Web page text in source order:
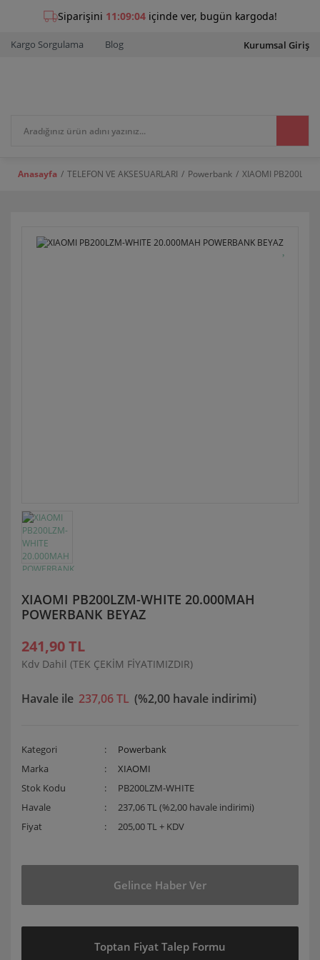
Kargo Sorgulama Blog Kurumsal Giriş
Anasayfa TELEFON VE AKSESUARLARI Powerbank XIAOMI
XIAOMI PB200LZM-WHITE 20.000MAH
POWERBANK BEYAZ
241,90 TL
Kdv Dahil (TEK ÇEKİM FİYATIMIZDIR)
Havale ile 237,06 TL (%2,00 havale indirimi)
Kategori
Powerbank
Marka
XIAOMI
Stok Kodu
PB200LZM-WHITE
Havale
237,06 TL (%2,00 havale indirimi)
Fiyat
205,00 TL + KDV
Gelince Haber Ver
Toptan Fiyat Talep Formu